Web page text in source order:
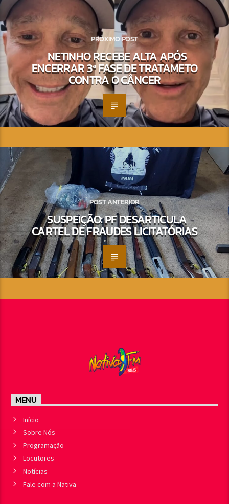
PRÓXIMO POST
NETINHO RECEBE ALTA APÓS
ENCERRAR 3ª FASE DE TRATAMETO
CONTRA O CÂNCER
POST ANTERIOR
SUSPEIÇÃO: PF DESARTICULA
CARTEL DE FRAUDES LICITATÓRIAS
MENU
Início
Sobre Nós
Programação
Locutores
Notícias
Fale com a Nativa